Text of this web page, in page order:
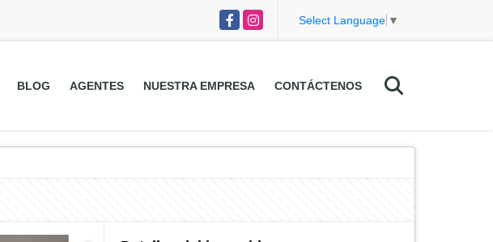
FacebookInstagram Select Language ▼
BLOG AGENTES NUESTRA EMPRESA CONTÁCTENOS